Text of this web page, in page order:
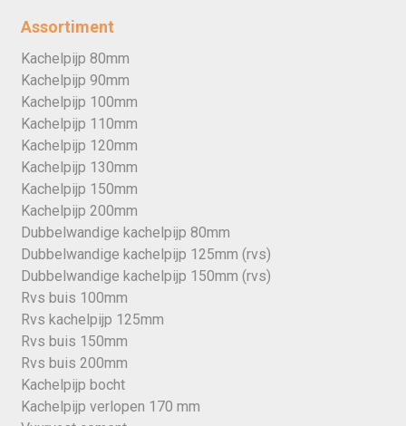
Assortiment
Kachelpijp 80mm
Kachelpijp 90mm
Kachelpijp 100mm
Kachelpijp 110mm
Kachelpijp 120mm
Kachelpijp 130mm
Kachelpijp 150mm
Kachelpijp 200mm
Dubbelwandige kachelpijp 80mm
Dubbelwandige kachelpijp 125mm (rvs)
Dubbelwandige kachelpijp 150mm (rvs)
Rvs buis 100mm
Rvs kachelpijp 125mm
Rvs buis 150mm
Rvs buis 200mm
Kachelpijp bocht
Kachelpijp verlopen 170 mm